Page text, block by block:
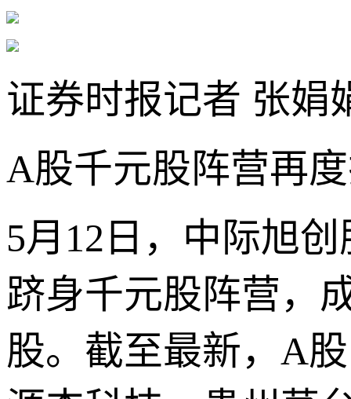
证券时报记者 张娟
A股千元股阵营再
5月12日，中际旭
跻身千元股阵营，
股。截至最新，A